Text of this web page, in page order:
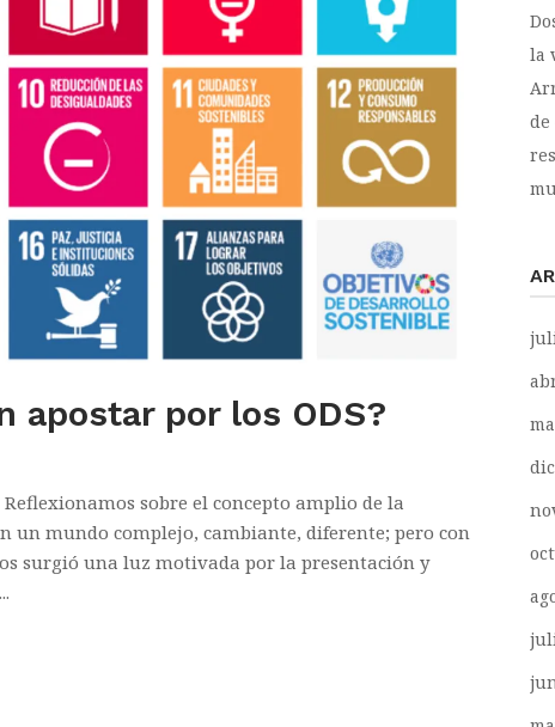
apostar por los ODS?
sobre el concepto amplio de la
mundo complejo, cambiante, diferente; pero con
surgió una luz motivada por la presentación y
la
de